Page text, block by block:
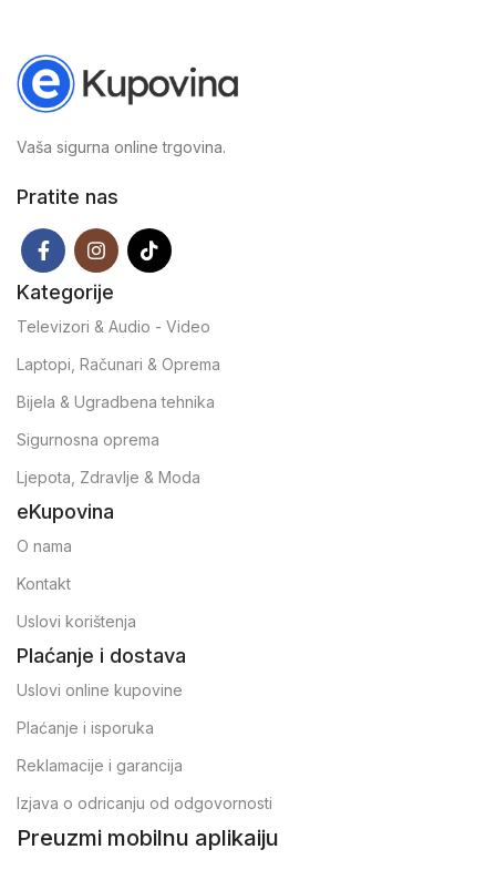
Vaša sigurna online trgovina.
Pratite nas
Kategorije
Televizori & Audio - Video
Laptopi, Računari & Oprema
Bijela & Ugradbena tehnika
Sigurnosna oprema
Ljepota, Zdravlje & Moda
eKupovina
O nama
Kontakt
Uslovi korištenja
Plaćanje i dostava
Uslovi online kupovine
Plaćanje i isporuka
Reklamacije i garancija
Izjava o odricanju od odgovornosti
Preuzmi mobilnu aplikaiju